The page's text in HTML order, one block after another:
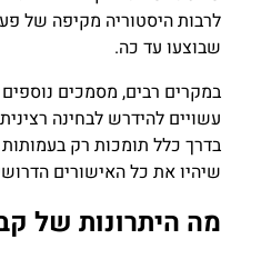
לרבות היסטוריה מקיפה של
שבוצעו עד כה.
במקרים רבים, מסמכים נוספים
עשויים להידרש לבחינה
בדרך כלל תומכות רק בעמותות
שיהיו את כל האישורים
מה היתרונות של